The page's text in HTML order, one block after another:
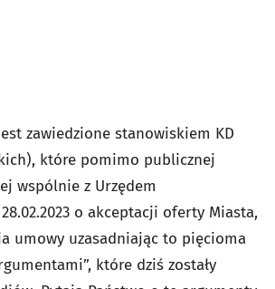
zawiedzione stanowiskiem KD
które pomimo publicznej
wspólnie z Urzędem
o akceptacji oferty Miasta,
umowy uzasadniając to pięcioma
które dziś zostały